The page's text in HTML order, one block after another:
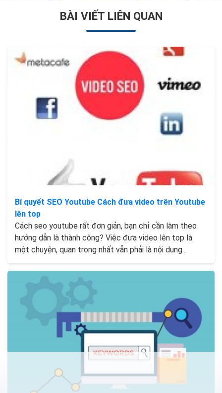
BÀI VIẾT LIÊN QUAN
Bí quyết SEO Youtube Cách đưa video trên Youtube
lên top
Cách seo youtube rất đơn giản, bạn chỉ cần làm theo
hướng dẫn là thành công? Việc đưa video lên top là
một chuyện, quan trọng nhất vẫn phải là nội dung...